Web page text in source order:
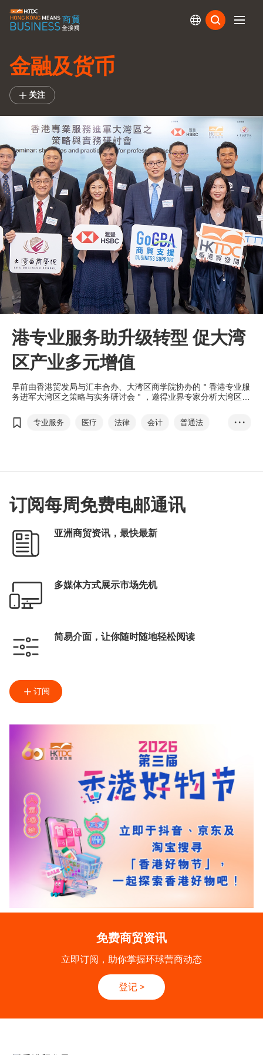
金融及货币
关注
港专业服务助升级转型 促大湾
区产业多元增值
早前由香港贸发局与汇丰合办、大湾区商学院协办的＂香港专业服
务进军大湾区之策略与实务研讨会＂，邀得业界专家分析大湾区对
业代表分享大湾区的实战经验，助中小企掌握市场趋势。
专业服务 医疗 法律 会计
普通法
大湾区商学院
工业贸易署
• • •
订阅每周免费电邮通讯
亚洲商贸资讯，最快最新
多媒体方式展示市场先机
简易介面，让你随时随地轻松阅读
订阅
免费商贸资讯
立即订阅，助你掌握环球营商动态
登记 >